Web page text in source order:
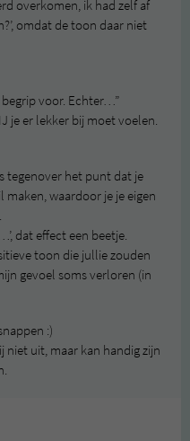
overkomen, ik had zelf af
omdat de toon daar niet
voor. Echter…”
je er lekker bij moet voelen.
tegenover het punt dat je
waardoor je je eigen
dat effect een beetje.
toon die jullie zouden
gevoel soms verloren (in
:)
niet uit, maar kan handig zijn